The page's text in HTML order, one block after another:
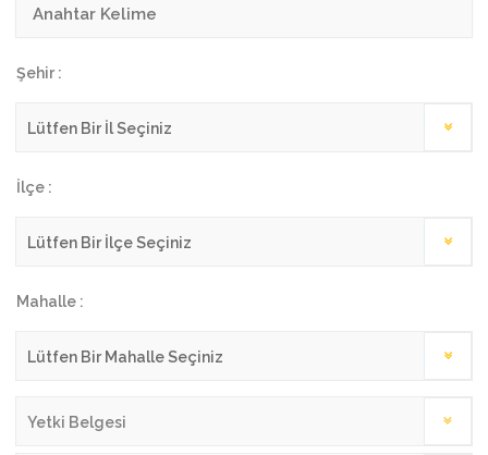
Şehir :
İlçe :
Mahalle :
Yetki Belgesi